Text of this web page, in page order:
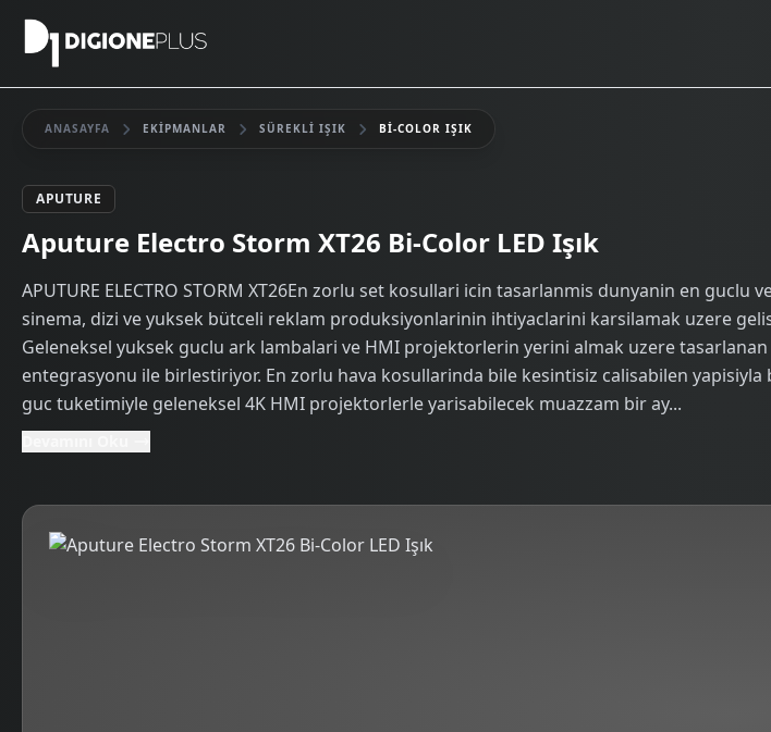
ANASAYFA EKIPMANLAR SÜREKLI IŞIK BI-COLOR IŞIK
APUTURE
Kiralık
Aputure Electro Storm XT26 Bi-Color LED Işık
APUTURE ELECTRO STORM XT26En zorlu set kosullari icin tasarlanmis dunyanin en
sinema, dizi ve yuksek bütceli reklam produksiyonlarinin ihtiyaclarini karsilamak uzere
Geleneksel yuksek guclu ark lambalari ve HMI projektorlerin yerini almak uzere
entegrasyonu ile birlestiriyor. En zorlu hava kosullarinda bile kesintisiz calisabilen
guc tuketimiyle geleneksel 4K HMI projektorlerle yarisabilecek muazzam bir ay...